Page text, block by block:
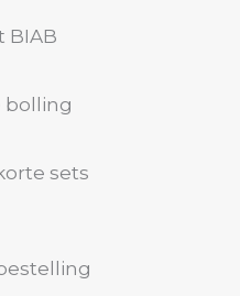
BIAB
bolling
sets